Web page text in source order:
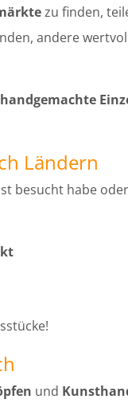
zu finden,
andere
Ländern
besucht habe
und